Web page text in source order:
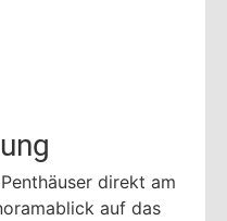
direkt am
auf das